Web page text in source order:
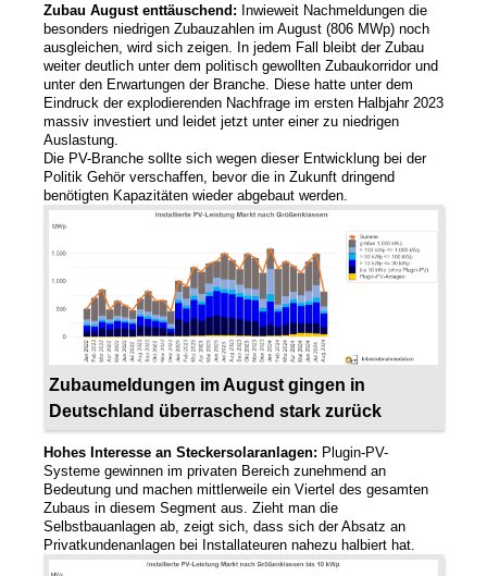
Zubau August enttäuschend: Inwieweit Nachmeldungen die
besonders niedrigen Zubauzahlen im August (806 MWp) noch
ausgleichen, wird sich zeigen. In jedem Fall bleibt der Zubau
weiter deutlich unter dem politisch gewollten Zubaukorridor und
unter den Erwartungen der Branche. Diese hatte unter dem
Eindruck der explodierenden Nachfrage im ersten Halbjahr 2023
massiv investiert und leidet jetzt unter einer zu niedrigen
Auslastung.
Die PV-Branche sollte sich wegen dieser Entwicklung bei der
Politik Gehör verschaffen, bevor die in Zukunft dringend
benötigten Kapazitäten wieder abgebaut werden.
Zubaumeldungen im August gingen in
Deutschland überraschend stark zurück
Hohes Interesse an Steckersolaranlagen: Plugin-PV-
Systeme gewinnen im privaten Bereich zunehmend an
Bedeutung und machen mittlerweile ein Viertel des gesamten
Zubaus in diesem Segment aus. Zieht man die
Selbstbauanlagen ab, zeigt sich, dass sich der Absatz an
Privatkundenanlagen bei Installateuren nahezu halbiert hat.